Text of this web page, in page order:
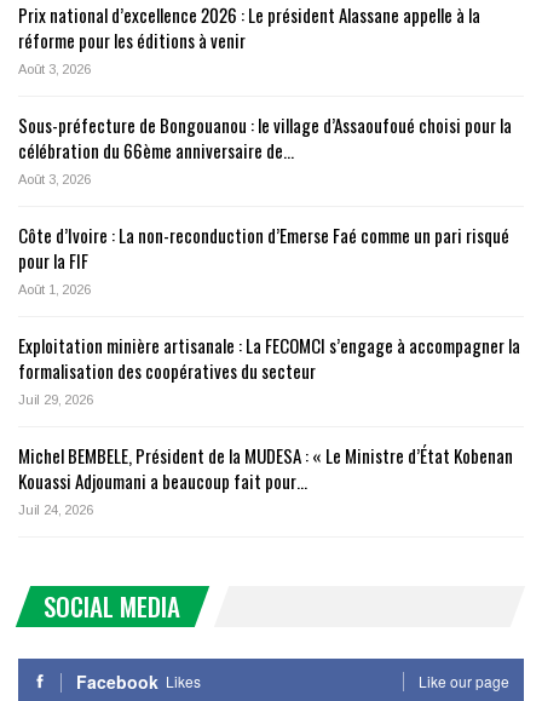
Prix national d’excellence 2026 : Le président Alassane appelle à la
réforme pour les éditions à venir
Août 3, 2026
Sous-préfecture de Bongouanou : le village d’Assaoufoué choisi pour la
célébration du 66ème anniversaire de…
Août 3, 2026
Côte d’Ivoire : La non-reconduction d’Emerse Faé comme un pari risqué
pour la FIF
Août 1, 2026
Exploitation minière artisanale : La FECOMCI s’engage à accompagner la
formalisation des coopératives du secteur
Juil 29, 2026
Michel BEMBELE, Président de la MUDESA : « Le Ministre d’État Kobenan
Kouassi Adjoumani a beaucoup fait pour…
Juil 24, 2026
SOCIAL MEDIA
Facebook Likes Like our page